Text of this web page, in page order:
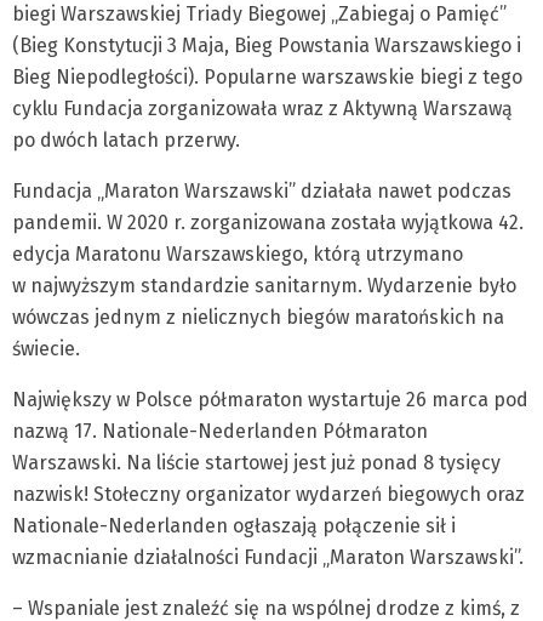
biegi Warszawskiej Triady Biegowej „Zabiegaj o Pamięć”
(Bieg Konstytucji 3 Maja, Bieg Powstania Warszawskiego i
Bieg Niepodległości). Popularne warszawskie biegi z tego
cyklu Fundacja zorganizowała wraz z Aktywną Warszawą
po dwóch latach przerwy.
Fundacja „Maraton Warszawski” działała nawet podczas
pandemii. W 2020 r. zorganizowana została wyjątkowa 42.
edycja Maratonu Warszawskiego, którą utrzymano
w najwyższym standardzie sanitarnym. Wydarzenie było
wówczas jednym z nielicznych biegów maratońskich na
świecie.
Największy w Polsce półmaraton wystartuje 26 marca pod
nazwą 17. Nationale-Nederlanden Półmaraton
Warszawski. Na liście startowej jest już ponad 8 tysięcy
nazwisk! Stołeczny organizator wydarzeń biegowych oraz
Nationale-Nederlanden ogłaszają połączenie sił i
wzmacnianie działalności Fundacji „Maraton Warszawski”.
– Wspaniale jest znaleźć się na wspólnej drodze z kimś, z